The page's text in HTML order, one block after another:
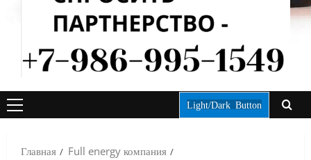
ОСНОВНОЕ
Light/Dark Button
Главная
Full energy компания